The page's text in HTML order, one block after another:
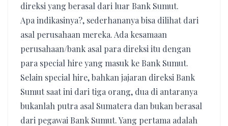
direksi yang berasal dari luar Bank Sumut.
Apa indikasinya?, sederhananya bisa dilihat dari
asal perusahaan mereka. Ada kesamaan
perusahaan/bank asal para direksi itu dengan
para special hire yang masuk ke Bank Sumut.
Selain special hire, bahkan jajaran direksi Bank
Sumut saat ini dari tiga orang, dua di antaranya
bukanlah putra asal Sumatera dan bukan berasal
dari pegawai Bank Sumut. Yang pertama adalah